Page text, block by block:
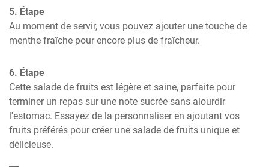
5. Étape
Au moment de servir, vous pouvez ajouter une touche de
menthe fraîche pour encore plus de fraîcheur.
6. Étape
Cette salade de fruits est légère et saine, parfaite pour
terminer un repas sur une note sucrée sans alourdir
l'estomac. Essayez de la personnaliser en ajoutant vos
fruits préférés pour créer une salade de fruits unique et
délicieuse.